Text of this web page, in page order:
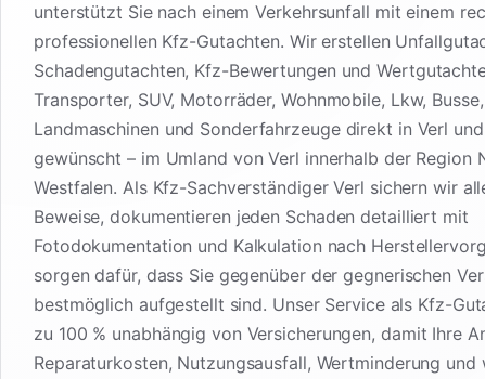
unterstützt Sie nach einem Verkehrsunfall mit einem
professionellen Kfz-Gutachten. Wir erstellen
Schadengutachten, Kfz-Bewertungen und
Transporter, SUV, Motorräder, Wohnmobile, Lkw,
Landmaschinen und Sonderfahrzeuge direkt in Verl
gewünscht – im Umland von Verl innerhalb der Region
Westfalen. Als Kfz-Sachverständiger Verl sichern wir
Beweise, dokumentieren jeden Schaden detailliert mit
Fotodokumentation und Kalkulation nach
sorgen dafür, dass Sie gegenüber der gegnerischen
bestmöglich aufgestellt sind. Unser Service als Kfz-
zu 100 % unabhängig von Versicherungen, damit Ihre
Reparaturkosten, Nutzungsausfall, Wertminderung und